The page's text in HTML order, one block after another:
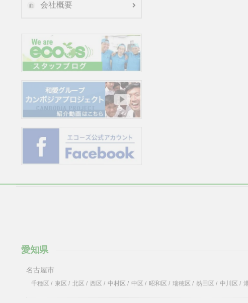
会社概要
愛知県
名古屋市
千種区 / 東区 / 北区 / 西区 / 中村区 / 中区 / 昭和区 / 瑞穂区 / 熱田区 / 中川区 /